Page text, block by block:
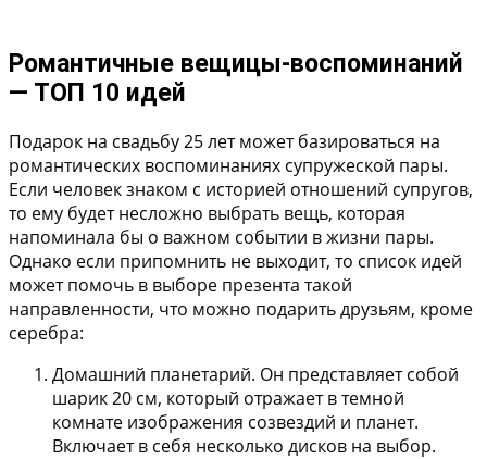
Романтичные вещицы-воспоминаний
— ТОП 10 идей
Подарок на свадьбу 25 лет может базироваться на
романтических воспоминаниях супружеской пары.
Если человек знаком с историей отношений супругов,
то ему будет несложно выбрать вещь, которая
напоминала бы о важном событии в жизни пары.
Однако если припомнить не выходит, то список идей
может помочь в выборе презента такой
направленности, что можно подарить друзьям, кроме
серебра:
Домашний планетарий. Он представляет собой
шарик 20 см, который отражает в темной
комнате изображения созвездий и планет.
Включает в себя несколько дисков на выбор.